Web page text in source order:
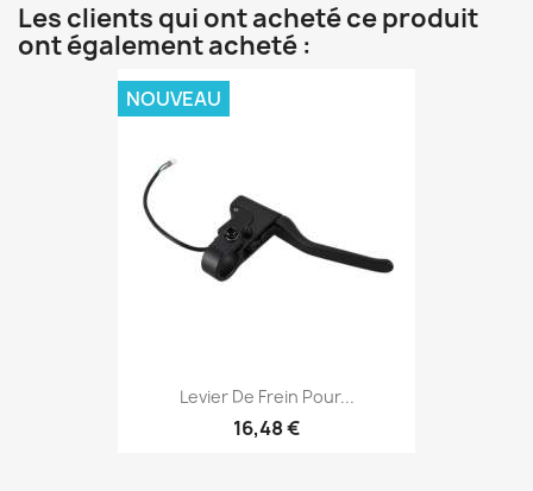
Les clients qui ont acheté ce produit
ont également acheté :
Levier De Frein Pour...
16,48 €
NOUVEAU